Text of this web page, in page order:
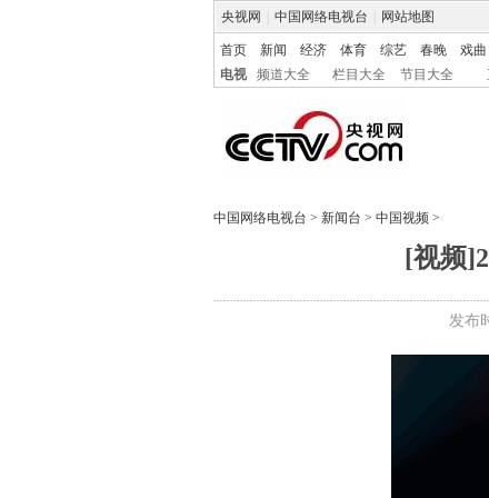
央视网 中国网络电视台 网站地图
首页 新闻 经济 体育 综艺 春晚 戏曲
电视
频道大全 栏目大全 节目大全
中国网络电视台 > 新闻台 > 中国视频 >
[视频
发布